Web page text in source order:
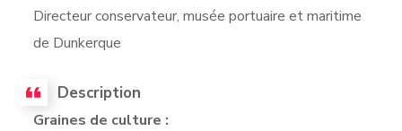
Directeur conservateur, musée portuaire et maritime
de Dunkerque
Description
Graines de culture :